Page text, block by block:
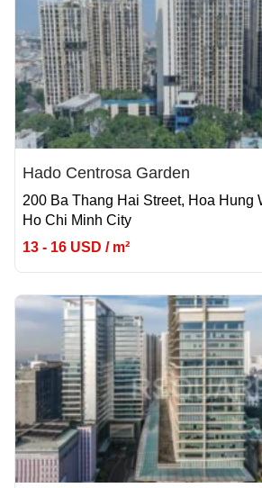
Hado Centrosa Garden
200 Ba Thang Hai Street, Hoa Hung
Ho Chi Minh City
13 - 16 USD / m²